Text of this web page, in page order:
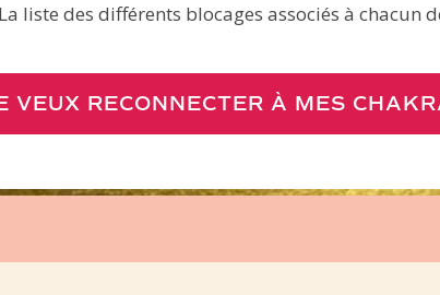
liste des différents blocages associés à chacun
VEUX RECONNECTER À MES